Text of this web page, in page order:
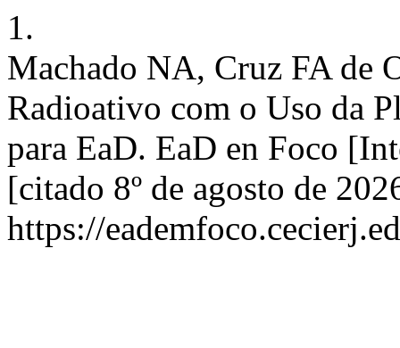
1.
Machado NA, Cruz FA de
Radioativo com o Uso da
para EaD. EaD en Foco
[citado 8º de agosto de
https://